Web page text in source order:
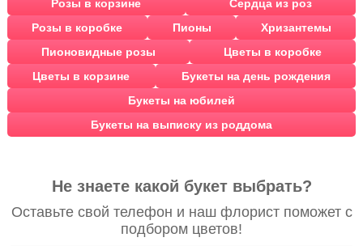
Розы в корзине
Сердца из роз
Розы в коробке
Пионы
Хризантемы
Пионовидные розы
Цветы в коробке
Цветы в корзине
Букеты на день рождения
Букеты на юбилей
Букеты на выписку из роддома
Не знаете какой букет выбрать?
Оставьте свой телефон и наш флорист поможет с
подбором цветов!